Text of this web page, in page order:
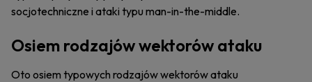
socjotechniczne i ataki typu man-in-the-middle.
Osiem rodzajów wektorów ataku
Oto osiem typowych rodzajów wektorów ataku